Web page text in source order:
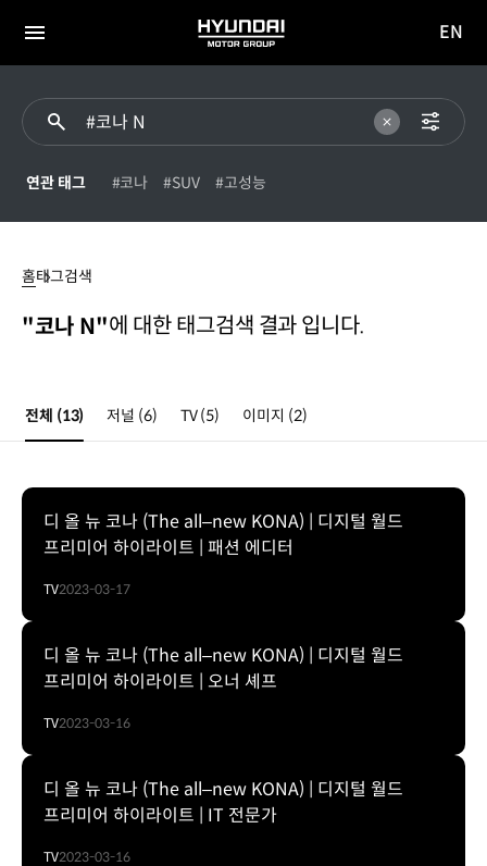
전체
HYUNDAI
MOTOR
이동
EN
연관 태그 #코나 #SUV #고성능
홈태그검색
"코나 N"에 대한 태그검색 결과 입니다.
전체 (13) 저널 (6) TV(5) 이미지 (2)
디 올 뉴 코나 (The all–new KONA) | 디지털 월드
프리미어 하이라이트 | 패션 에디터
TV2023-03-17
디 올 뉴 코나 (The all–new KONA) | 디지털 월드
프리미어 하이라이트 | 오너 셰프
TV2023-03-16
디 올 뉴 코나 (The all–new KONA) | 디지털 월드
프리미어 하이라이트 | IT 전문가
TV2023-03-16